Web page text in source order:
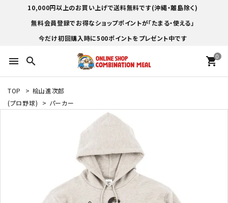
10,000円以上のお買い上げで送料無料です(沖縄・離島除く)
無料会員登録でお得なショップポイントが「たまる・使える」
今だけ初回購入時に500ポイントをプレゼント中です
menu search 0
shopping_cart
TOP > 桧山進次郎
(プロ野球)
> パーカー